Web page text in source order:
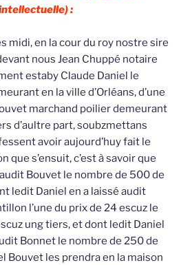
:
midi, en la cour du roy nostre sire
nous Jean Chuppé notaire
estaby Claude Daniel le
en la ville d’Orléans, d’une
marchand poilier demeurant
d’aultre part, soubzmettans
avoir aujourd’huy fait le
que s’ensuit, c’est à savoir que
Bouvet le nombre de 500 de
ledit Daniel en a laissé audit
l’une du prix de 24 escuz le
ung tiers, et dont ledit Daniel
Bonnet le nombre de 250 de
Bouvet les prendra en la maison